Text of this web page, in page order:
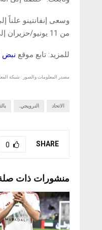
وسعى إنفانتينو علناً
من 11 يونيو/حزيران إلى 19 يوليو/تموز في الولايات المتحدة وكندا والمكسيك.
للمزيد: تابع موقع نبض
مصدر المعلومات والصور : شبكة
الاتحاد النرويجي.
SHARE
0
منشورات ذات